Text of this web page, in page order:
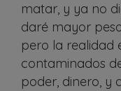
matar, y ya no
daré mayor
pero la realidad
contaminados
poder, dinero, y